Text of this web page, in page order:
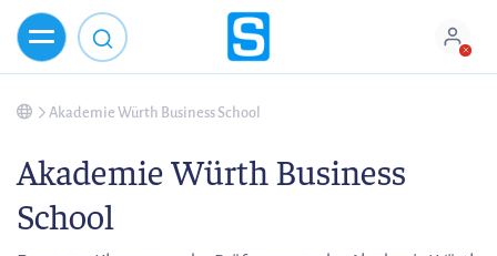
Akademie Würth Business School
Akademie Würth Business
School